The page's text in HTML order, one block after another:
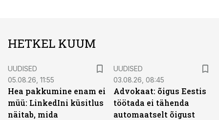
HETKEL KUUM
UUDISED
05.08.26, 11:55
Hea pakkumine enam ei
müü: LinkedIni küsitlus
näitab, mida
UUDISED
03.08.26, 08:45
Advokaat: õigus Eestis
töötada ei tähenda
automaatselt õigust